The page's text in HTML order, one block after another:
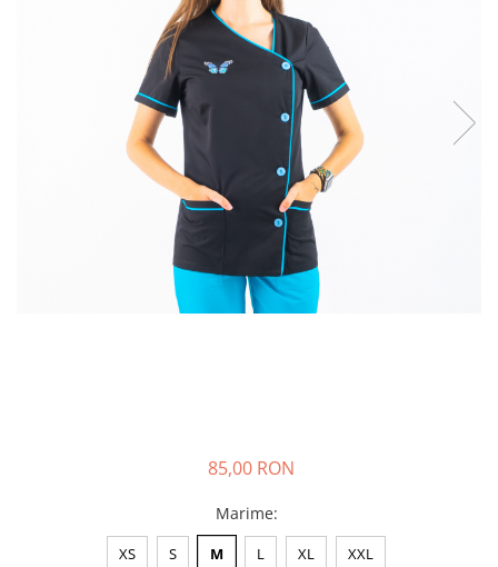
85,00 RON
Marime:
XS S M L XL XXL